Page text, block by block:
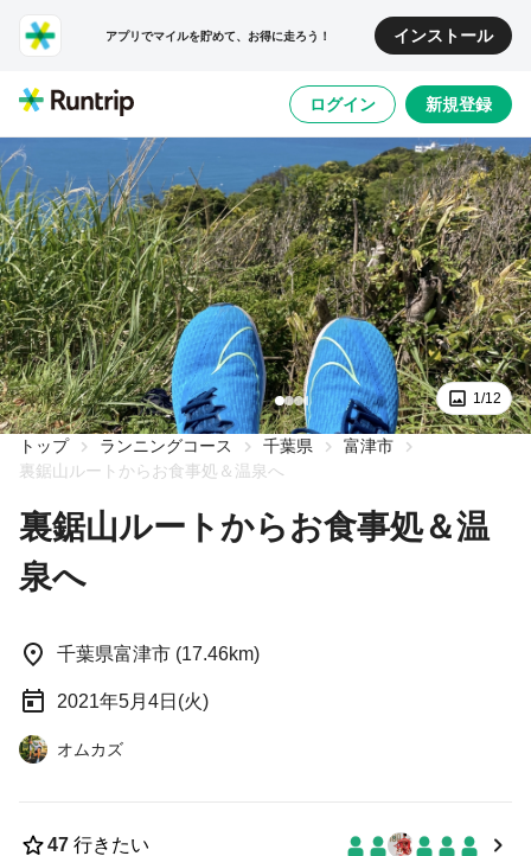
アプリでマイルを貯めて、お得に走ろう！ インストール
ログイン 新規登録
1/12
トップ ランニングコース 千葉県
富津市
裏鋸山ルートからお食事処＆温泉へ
裏鋸山ルートからお食事処＆温
泉へ
千葉県富津市 (17.46km)
2021年5月4日(火)
オムカズ
47 行きたい